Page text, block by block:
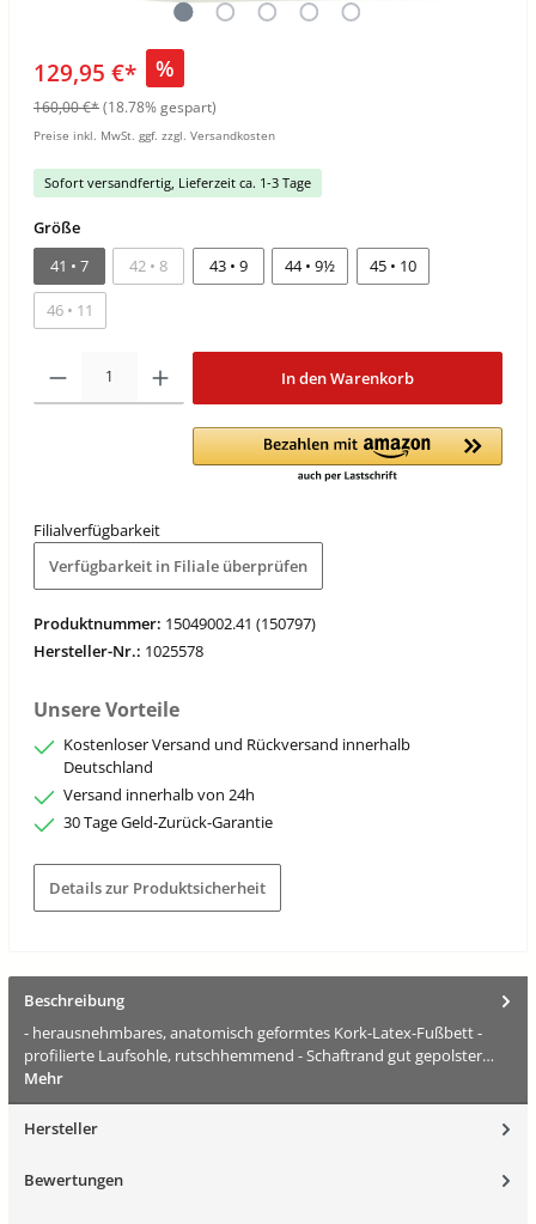
129,95 €* %
160,00 €*(18.78% gespart)
Preise inkl. MwSt. ggf. zzgl. Versandkosten
Sofort versandfertig, Lieferzeit ca. 1-3 Tage
Größe
41 • 7
42 • 8 43 • 9 44 • 9½ 45 • 10
46 • 11
In den Warenkorb
Filialverfügbarkeit
Verfügbarkeit in Filiale überprüfen
Produktnummer: 15049002.41 (150797)
Hersteller-Nr.: 1025578
Unsere Vorteile
Kostenloser Versand und Rückversand innerhalb
Deutschland
Versand innerhalb von 24h
30 Tage Geld-Zurück-Garantie
Details zur Produktsicherheit
Beschreibung
- herausnehmbares, anatomisch geformtes Kork-Latex-Fußbett -
profilierte Laufsohle, rutschhemmend - Schaftrand gut gepolster…
Mehr
Hersteller
Bewertungen